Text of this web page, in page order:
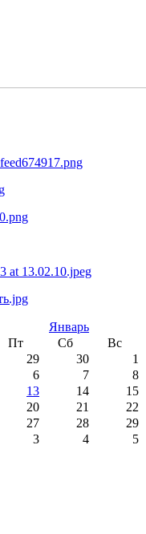
Январь
Пт Сб
Вс
29 30
1
6 7
8
13 14
15
20 21
22
27 28
29
3 4 5